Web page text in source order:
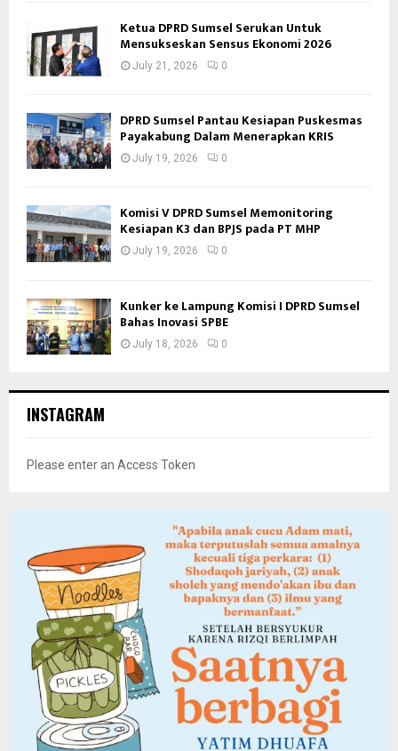
Ketua DPRD Sumsel Serukan Untuk
Mensukseskan Sensus Ekonomi 2026
July 21, 2026 0
DPRD Sumsel Pantau Kesiapan Puskesmas
Payakabung Dalam Menerapkan KRIS
July 19, 2026 0
Komisi V DPRD Sumsel Memonitoring
Kesiapan K3 dan BPJS pada PT MHP
July 19, 2026 0
Kunker ke Lampung Komisi I DPRD Sumsel
Bahas Inovasi SPBE
July 18, 2026 0
INSTAGRAM
Please enter an Access Token